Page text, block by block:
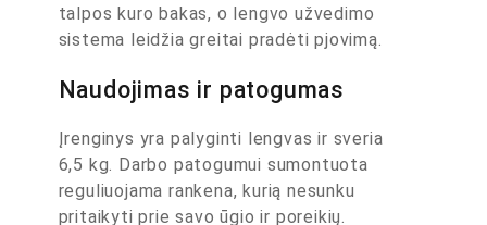
talpos kuro bakas, o lengvo užvedimo
sistema leidžia greitai pradėti pjovimą.
Naudojimas ir patogumas
Įrenginys yra palyginti lengvas ir sveria
6,5 kg. Darbo patogumui sumontuota
reguliuojama rankena, kurią nesunku
pritaikyti prie savo ūgio ir poreikių.